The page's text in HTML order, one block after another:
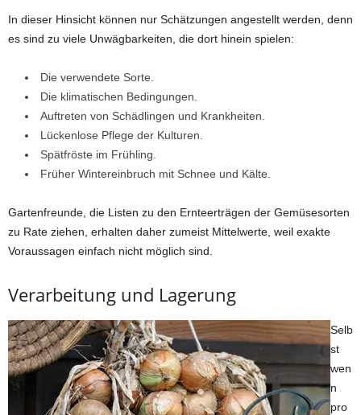
In dieser Hinsicht können nur Schätzungen angestellt werden, denn
es sind zu viele Unwägbarkeiten, die dort hinein spielen:
Die verwendete Sorte.
Die klimatischen Bedingungen.
Auftreten von Schädlingen und Krankheiten.
Lückenlose Pflege der Kulturen.
Spätfröste im Frühling.
Früher Wintereinbruch mit Schnee und Kälte.
Gartenfreunde, die Listen zu den Ernteerträgen der Gemüsesorten
zu Rate ziehen, erhalten daher zumeist Mittelwerte, weil exakte
Voraussagen einfach nicht möglich sind.
Verarbeitung und Lagerung
Selb
st
wen
n
pro